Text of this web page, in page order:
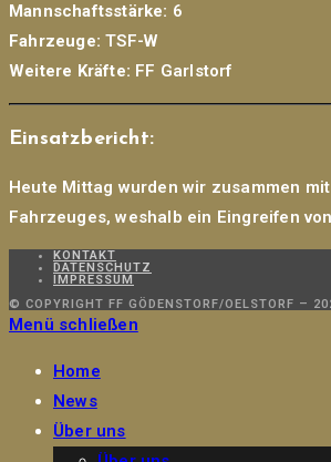
Mannschaftsstärke: 6
Fahrzeuge: TSF-W
Weitere Kräfte: FF Garlstorf
Einsatzbericht:
Heute Mittag wurden wir zusammen
Fahrzeuges, weshalb ein Eingreifen
KONTAKT
DATENSCHUTZ
IMPRESSUM
© COPYRIGHT FF GÖDENSTORF/OELSTORF –
Menü schließen
Home
News
Über uns